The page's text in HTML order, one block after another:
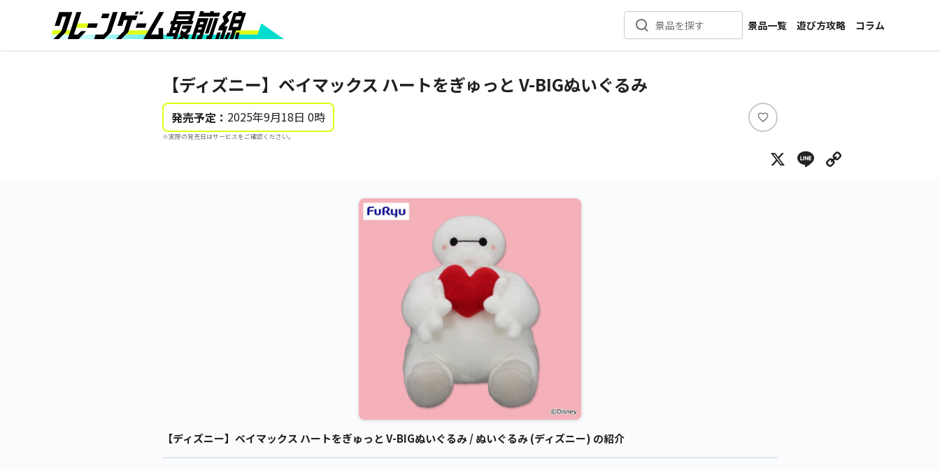
景品を探す
景品一覧
新着景品
メーカー一覧
遊び方攻略
コラム
インタビュー
【ディズニー】ベイマックス ハートをぎゅっと V-BIGぬいぐるみ
発売予定： 2025年9月18日 0時
※実際の発売日はサービスをご確認ください。
い
ね
X Line
【ディズニー】ベイマックス ハートをぎゅっと V-BIGぬいぐるみ / ぬいぐるみ (ディズニー) の紹介